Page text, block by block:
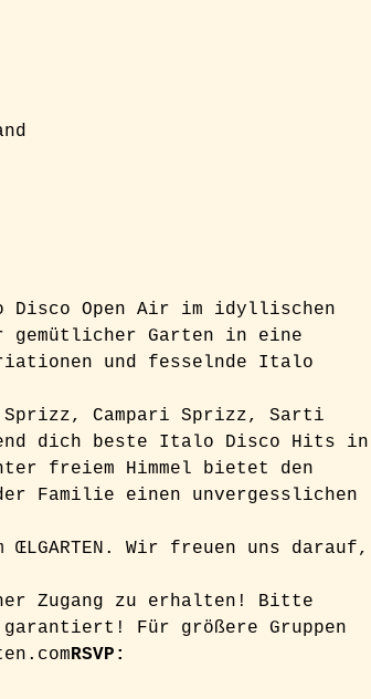
Disco Open Air im idyllischen
gemütlicher Garten in eine
und fesselnde Italo
Sprizz, Campari Sprizz, Sarti
dich beste Italo Disco Hits in
freiem Himmel bietet den
Familie einen unvergesslichen
Wir freuen uns darauf,
Zugang zu erhalten! Bitte
Für größere Gruppen
RSVP: